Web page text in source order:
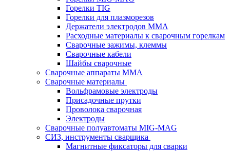
Горелки TIG
Горелки для плазморезов
Держатели электродов ММА
Расходные материалы к сварочным горелкам
Сварочные зажимы, клеммы
Сварочные кабели
Шайбы сварочные
Сварочные аппараты MMA
Сварочные материалы
Вольфрамовые электроды
Присадочные прутки
Проволока сварочная
Электроды
Сварочные полуавтоматы MIG-MAG
СИЗ, инструменты сварщика
Магнитные фиксаторы для сварки